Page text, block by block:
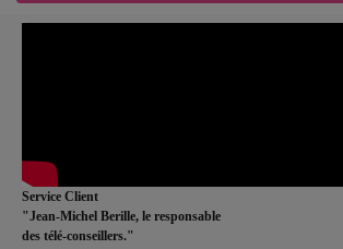
Service Client
"Jean-Michel Berille, le responsable
des télé-conseillers."